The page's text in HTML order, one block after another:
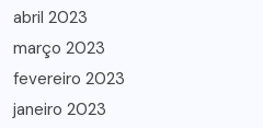
abril 2023
março 2023
fevereiro 2023
janeiro 2023